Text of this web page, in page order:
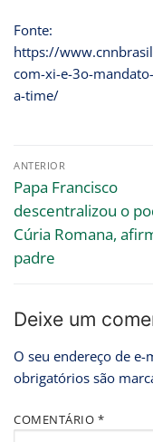
Fonte:
https://
com-xi-e-3o-
a-time/
ANTERIOR
Papa Francisco
descentralizou o
Cúria Romana,
padre
Deixe um
O seu endereço de
obrigatórios são
COMENTÁRIO *